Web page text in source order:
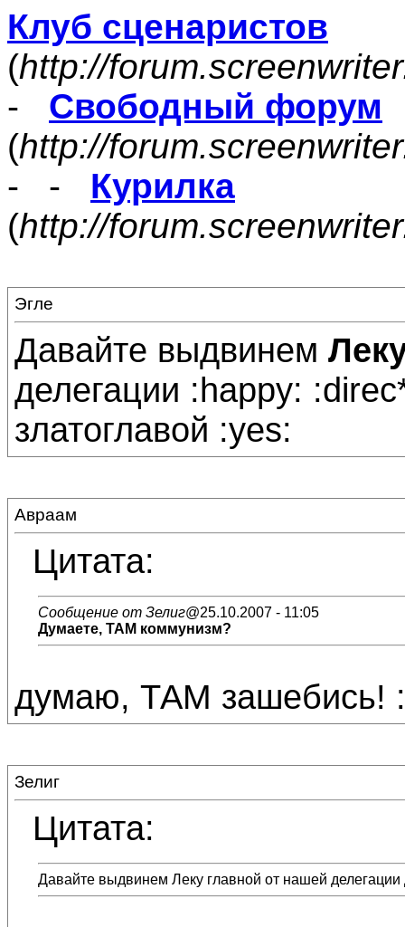
Клуб сценаристов
(http://
- Свободный форум
(http://
- - Курилка
(http://
Эгле
Давайте выдвинем
делегации :happy:
златоглавой :yes:
Авраам
Цитата:
Сообщение от Зелиг@25.10.2007 - 11:05
Думаете, ТАМ коммунизм?
думаю, ТАМ зашебись!
Зелиг
Цитата:
Давайте выдвинем Леку главной от нашей делегации